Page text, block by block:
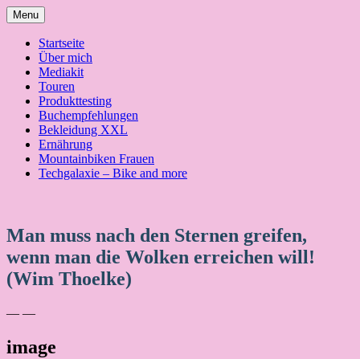
Skip
to
content
Menu
Startseite
Über mich
Mediakit
Touren
Produkttesting
Buchempfehlungen
Bekleidung XXL
Ernährung
Mountainbiken Frauen
Techgalaxie – Bike and more
Man muss nach den Sternen greifen,
wenn man die Wolken erreichen will!
(Wim Thoelke)
— —
image